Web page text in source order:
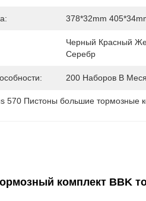
378*32mm
Черный Красный
Серебр
200 Наборов В
570 Пистоны большие тормозные
комплект BBK